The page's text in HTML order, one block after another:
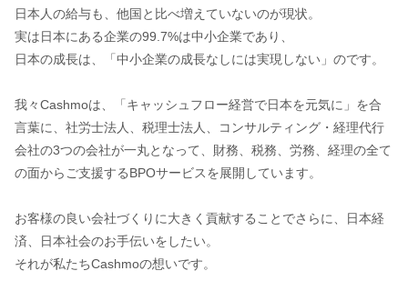
日本人の給与も、他国と比べ増えていないのが現状。
実は日本にある企業の99.7%は中小企業であり、
日本の成長は、「中小企業の成長なしには実現しない」のです。
我々Cashmoは、「キャッシュフロー経営で日本を元気に」を合
言葉に、社労士法人、税理士法人、コンサルティング・経理代行
会社の3つの会社が一丸となって、財務、税務、労務、経理の全て
の面からご支援するBPOサービスを展開しています。
お客様の良い会社づくりに大きく貢献することでさらに、日本経
済、日本社会のお手伝いをしたい。
それが私たちCashmoの想いです。